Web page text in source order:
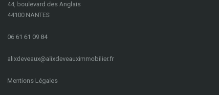
44, boulevard des Anglais
44100 NANTES
06 61 61 09 84
a lixdeveaux@alixdeveauximmobilier.fr
Mentions Légales